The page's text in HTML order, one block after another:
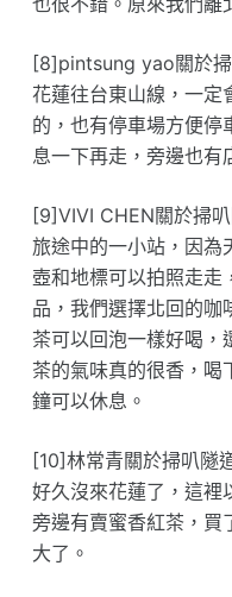
[8]pintsung yao關於掃
花蓮往台東山線，一定
的，也有停車場方便停
息一下再走，旁邊也有
[9]VIVI CHEN關於掃叭
旅途中的一小站，因為
壺和地標可以拍照走走
品，我們選擇北回的咖
茶可以回泡一樣好喝，
茶的氣味真的很香，喝
鐘可以休息。
[10]林常青關於掃叭隧
好久沒來花蓮了，這裡
旁邊有賣蜜香紅茶，買
大了。